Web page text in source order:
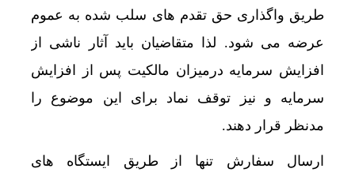
نقشه اپل علیه سامسونگ شکست خورد
الزام احتمالی اتاق امن؛ هزینه ساخت مسکن چقدر
افت شدید صدور پروانه‌های ساختمانی؛ بازار
رگبار و رعدوبرق در راه شمال کشور؛ تهران
ایران؛ شریک راهبردی اتحادیه اقتصادی اوراسیا
ایران پیشنهاد برگزاری دوره‌ای «اکسپو بریکس» را
طریق واگذاری حق تقدم های سلب شده به عموم
عرضه می شود. لذا متقاضیان باید آثار ناشی از
افزایش سرمایه درمیزان مالکیت پس از افزایش
سرمایه و نیز توقف نماد برای این موضوع را
مدنظر قرار دهند.
ارسال سفارش تنها از طریق ایستگاه های